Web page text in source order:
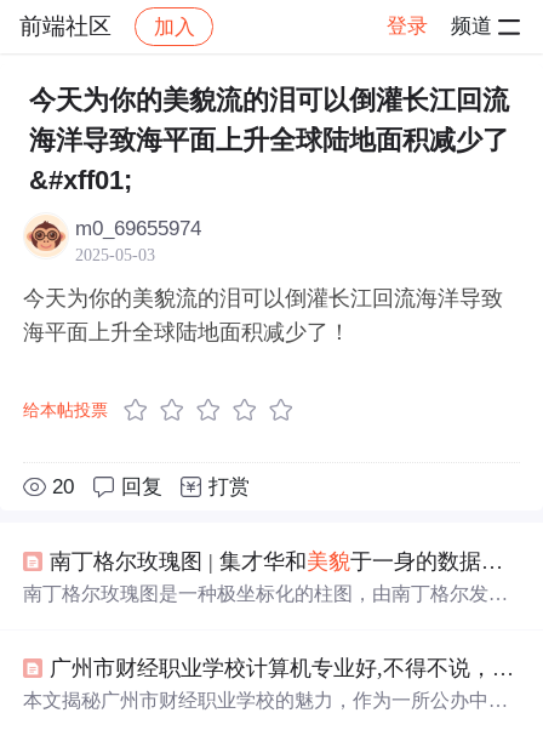
前端社区 加入 登录 频道
社区 前端社区 感慨 帖子详情
今天为你的美貌流的泪可以倒灌长江回流
海洋导致海平面上升全球陆地面积减少了
&#xff01;
m0_69655974
2025-05-03
今天为你的美貌流的泪可以倒灌长江回流海洋导致
海平面上升全球陆地面积减少了！
给本帖投票
20 回复 打赏
南丁格尔玫瑰图 | 集才华和美貌于一身的数据图表
南丁格尔玫瑰图是一种极坐标化的柱图，由南丁格尔发
展示周期性和类目数据。尽管有争议，但在数据可视化领
域仍广泛应用，如基础玫瑰图、堆叠玫瑰图、分组对比和
广州市财经职业学校计算机专业好,不得不说，“广州市财经职业学校”可是
本文揭秘广州市财经职业学校的魅力，作为一所公办中职